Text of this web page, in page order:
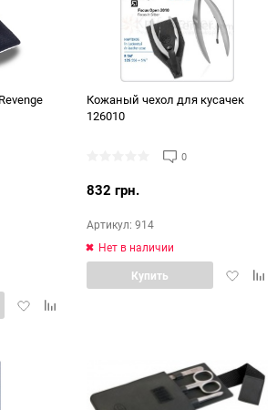
ДобавитьДобавить
Кожаный чехол для кусачек
126010
0
832 грн.
Артикул: 914
Нет в наличии
Купить